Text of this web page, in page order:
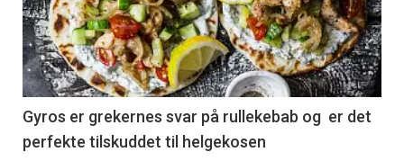
nå
-
6
Gyros er grekernes svar på rullekebab og er det
perfekte tilskuddet til helgekosen